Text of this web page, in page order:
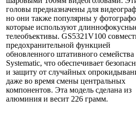
головы предназначены для
но они также популярны у
которые используют
телеобъективы. GS5321V100
предохранительной функцией
обновленного штативного семейства
Systematic, что обеспечивает
и защиту от случайных
даже во время смены центральных
компонентов. Эта модель сделана из
алюминия и весит 226 грамм.